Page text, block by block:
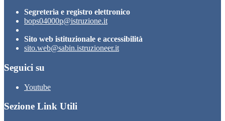
Segreteria e registro elettronico
bops04000p@istruzione.it
Sito web istituzionale e accessibilità
sito.web@sabin.istruzioneer.it
Seguici su
Youtube
Sezione Link Utili